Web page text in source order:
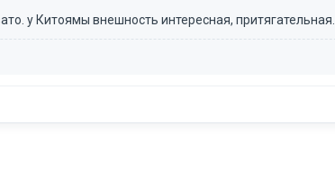
у Китоямы внешность интересная, притягательная.